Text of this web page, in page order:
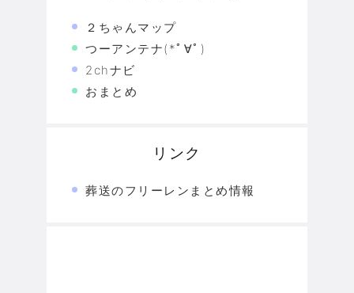
２ちゃんマップ
つーアンテナ(*ﾟ∀ﾟ)
2chナビ
おまとめ
リンク
葬送のフリーレンまとめ情報